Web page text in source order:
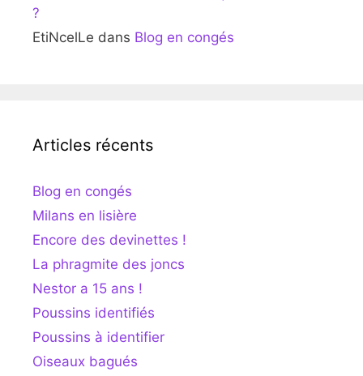
?
EtiNcelLe dans Blog en congés
Articles récents
Blog en congés
Milans en lisière
Encore des devinettes !
La phragmite des joncs
Nestor a 15 ans !
Poussins identifiés
Poussins à identifier
Oiseaux bagués